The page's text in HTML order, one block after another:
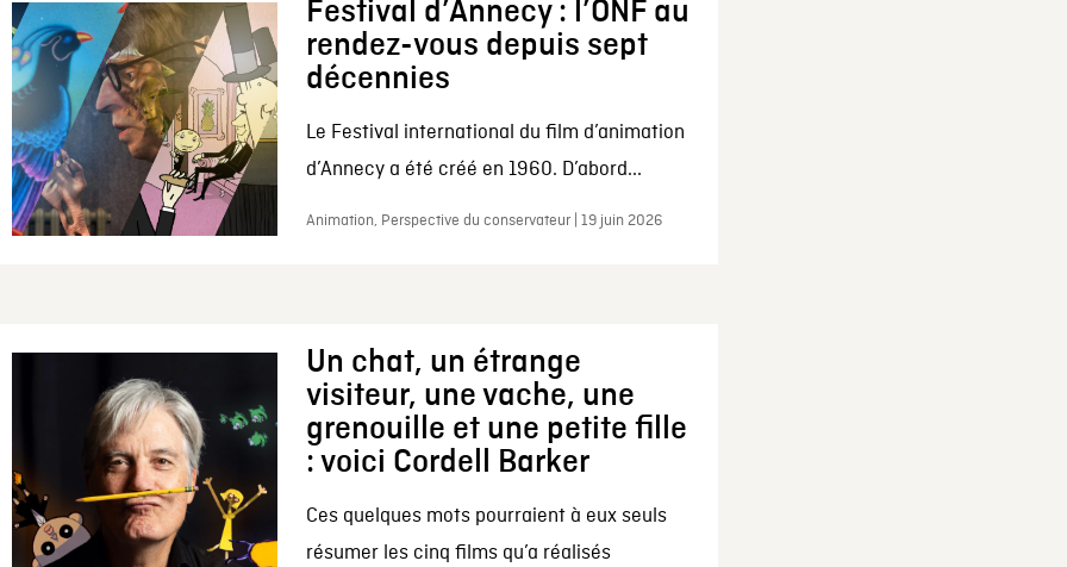
Festival d’Annecy : l’ONF au
rendez-vous depuis sept
décennies
Le Festival international du film d’animation
d’Annecy a été créé en 1960. D’abord...
Animation, Perspective du conservateur | 19 juin 2026
Un chat, un étrange
visiteur, une vache, une
grenouille et une petite fille
: voici Cordell Barker
Ces quelques mots pourraient à eux seuls
résumer les cinq films qu’a réalisés